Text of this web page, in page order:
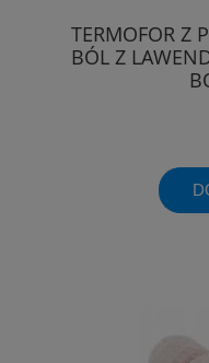
TERMOFOR Z
BÓL Z